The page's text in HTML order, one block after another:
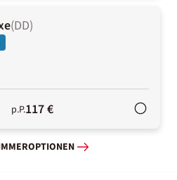
(DD)
p.P.117 €